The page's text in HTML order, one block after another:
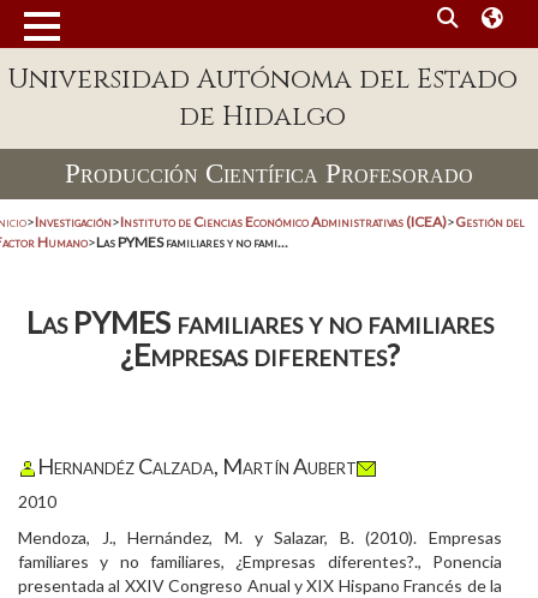
Universidad Autónoma del Estado
de Hidalgo
Producción Científica Profesorado
>Investigación>Instituto de Ciencias Económico Administrativas (ICEA)>Gestión del
Humano>Las PYMES familiares y no fami...
Las PYMES familiares y no familiares
¿Empresas diferentes?
Hernandéz Calzada, Martín Aubert
2010
Mendoza, J., Hernández, M. y Salazar, B. (2010). Empresas
familiares y no familiares, ¿Empresas diferentes?., Ponencia
presentada al XXIV Congreso Anual y XIX Hispano Francés de la